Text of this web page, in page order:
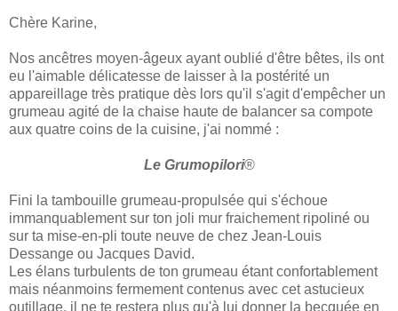
Chère Karine,
Nos ancêtres moyen-âgeux ayant oublié d'être bêtes, ils ont
eu l'aimable délicatesse de laisser à la postérité un
appareillage très pratique dès lors qu'il s'agit d'empêcher un
grumeau agité de la chaise haute de balancer sa compote
aux quatre coins de la cuisine, j'ai nommé :
Le Grumopilori®
Fini la tambouille grumeau-propulsée qui s'échoue
immanquablement sur ton joli mur fraichement ripoliné ou
sur ta mise-en-pli toute neuve de chez Jean-Louis
Dessange ou Jacques David.
Les élans turbulents de ton grumeau étant confortablement
mais néanmoins fermement contenus avec cet astucieux
outillage, il ne te restera plus qu'à lui donner la becquée en